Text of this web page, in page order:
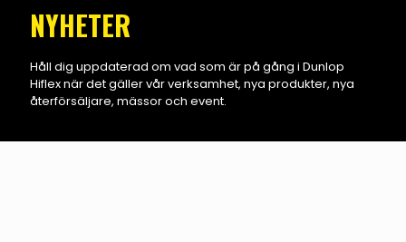
NYHETER
Håll dig uppdaterad om vad som är på gång i Dunlop
Hiflex när det gäller vår verksamhet, nya produkter, nya
återförsäljare, mässor och event.